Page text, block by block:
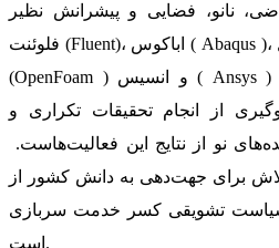
نانو، فضایی و پیشرانش نظیر
فلوئنت (Fluent)، اباکوس ( Abaqus )، کامسول ( Comsol )، اپن فوم
(OpenFoam ) و انسیس ( Ansys ) در قالب بسته‌ و فیلم های
از انجام تحقیقات تکراری و
نو از نتایج این فعالیت‌هاست.
برای جهت‌دهی به دانش کشور از
سیاست تشویقی کسر خدمت سربازی
است.